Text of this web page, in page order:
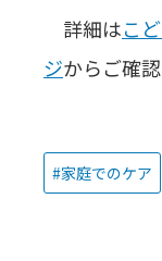
詳細はこ
ジからご確
家庭でのケア